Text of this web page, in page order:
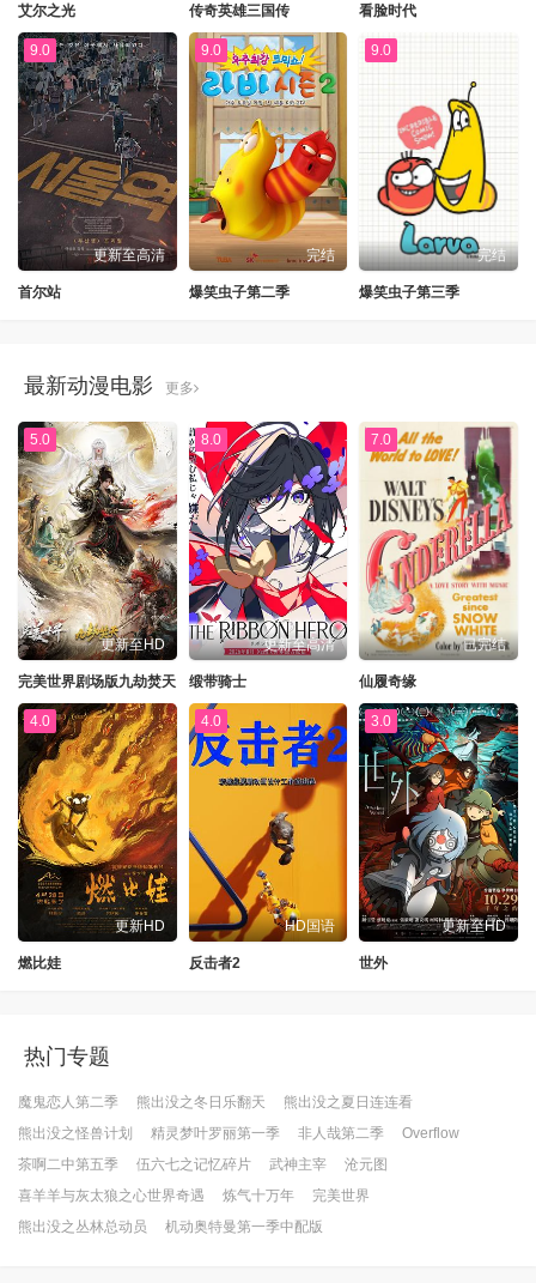
艾尔之光 传奇英雄三国传 看脸时代
9.0
更新至高清
首尔站
9.0
完结
爆笑虫子第二季
9.0
完结
爆笑虫子第三季
最新动漫电影 更多
5.0
更新至HD
完美世界剧场版九劫焚天
8.0
更新至高清
缎带骑士
7.0
已完结
仙履奇缘
4.0
更新HD
燃比娃
4.0
HD国语
反击者2
3.0
更新至HD
世外
热门专题
魔鬼恋人第二季 熊出没之冬日乐翻天
熊出没之夏日连连看
熊出没之怪兽计划
精灵梦叶罗丽第一季 非人哉第二季
Overflow
茶啊二中第五季
伍六七之记忆碎片 武神主宰
沧元图
喜羊羊与灰太狼之心世界奇遇
炼气十万年
完美世界
熊出没之丛林总动员
机动奥特曼第一季中配版